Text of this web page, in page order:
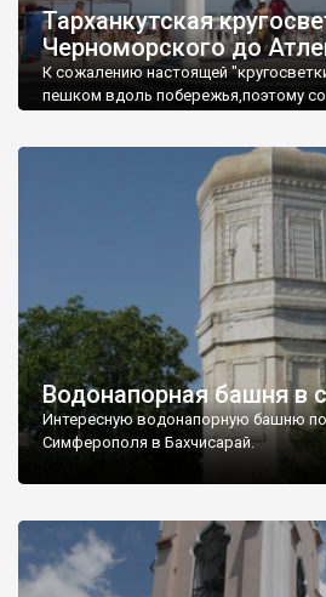
Тарханкутская
Черноморского до
К сожалению настоящей
пешком вдоль побережья,поэтому
Водонапорная башня в
Интересную водонапорную башню
Симферополя в Бахчисарай.